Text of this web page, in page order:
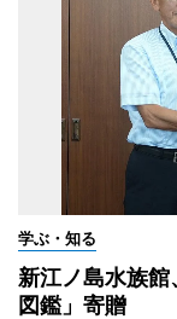
学ぶ・知る
新江ノ島水族
図鑑」寄贈